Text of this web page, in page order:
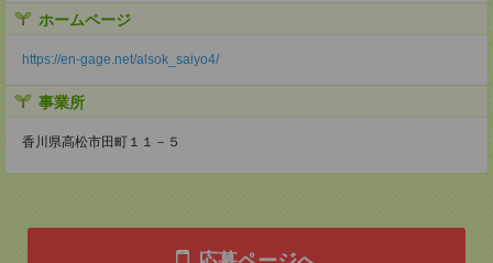
ホームページ
https://en-gage.net/alsok_saiyo4/
事業所
香川県高松市田町１１－５